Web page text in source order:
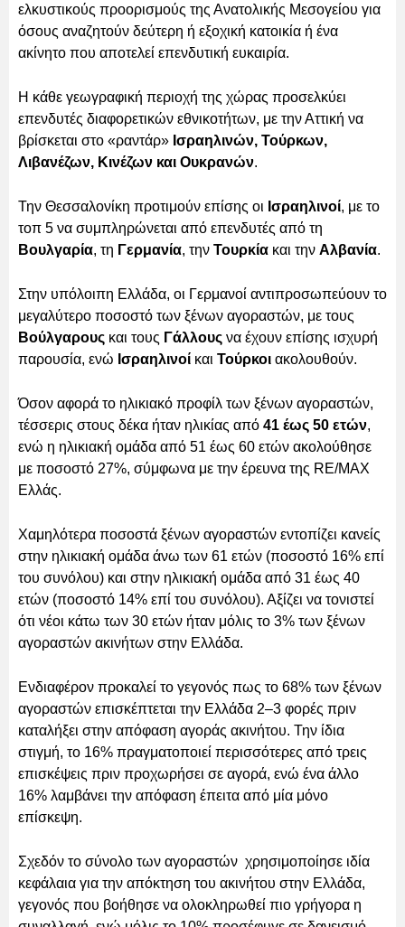
ελκυστικούς προορισμούς της Ανατολικής Μεσογείου για
όσους αναζητούν δεύτερη ή εξοχική κατοικία ή ένα
ακίνητο που αποτελεί επενδυτική ευκαιρία.
Η κάθε γεωγραφική περιοχή της χώρας προσελκύει
επενδυτές διαφορετικών εθνικοτήτων, με την Αττική να
βρίσκεται στο «ραντάρ» Ισραηλινών, Τούρκων,
Λιβανέζων, Κινέζων και Ουκρανών.
Την Θεσσαλονίκη προτιμούν επίσης οι Ισραηλινοί, με το
τοπ 5 να συμπληρώνεται από επενδυτές από τη
Βουλγαρία, τη Γερμανία, την Τουρκία και την Αλβανία.
Στην υπόλοιπη Ελλάδα, οι Γερμανοί αντιπροσωπεύουν το
μεγαλύτερο ποσοστό των ξένων αγοραστών, με τους
Βούλγαρους και τους Γάλλους να έχουν επίσης ισχυρή
παρουσία, ενώ Ισραηλινοί και Τούρκοι ακολουθούν.
Όσον αφορά το ηλικιακό προφίλ των ξένων αγοραστών,
τέσσερις στους δέκα ήταν ηλικίας από 41 έως 50 ετών,
ενώ η ηλικιακή ομάδα από 51 έως 60 ετών ακολούθησε
με ποσοστό 27%, σύμφωνα με την έρευνα της RE/MAX
Ελλάς.
Χαμηλότερα ποσοστά ξένων αγοραστών εντοπίζει κανείς
στην ηλικιακή ομάδα άνω των 61 ετών (ποσοστό 16% επί
του συνόλου) και στην ηλικιακή ομάδα από 31 έως 40
ετών (ποσοστό 14% επί του συνόλου). Αξίζει να τονιστεί
ότι νέοι κάτω των 30 ετών ήταν μόλις το 3% των ξένων
αγοραστών ακινήτων στην Ελλάδα.
Ενδιαφέρον προκαλεί το γεγονός πως το 68% των ξένων
αγοραστών επισκέπτεται την Ελλάδα 2–3 φορές πριν
καταλήξει στην απόφαση αγοράς ακινήτου. Την ίδια
στιγμή, το 16% πραγματοποιεί περισσότερες από τρεις
επισκέψεις πριν προχωρήσει σε αγορά, ενώ ένα άλλο
16% λαμβάνει την απόφαση έπειτα από μία μόνο
επίσκεψη.
Σχεδόν το σύνολο των αγοραστών χρησιμοποίησε ιδία
κεφάλαια για την απόκτηση του ακινήτου στην Ελλάδα,
γεγονός που βοήθησε να ολοκληρωθεί πιο γρήγορα η